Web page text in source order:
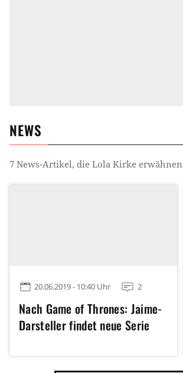
NEWS
7 News-Artikel, die Lola Kirke erwähnen
20.06.2019 - 10:40 Uhr 2
Nach Game of Thrones: Jaime-
Darsteller findet neue Serie